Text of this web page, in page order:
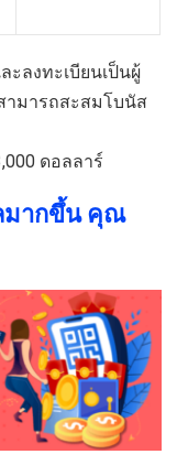
ลงทะเบียนเป็นผู้
ามารถสะสมโบนัส
ดอลลาร์
มากขึ้น คุณ